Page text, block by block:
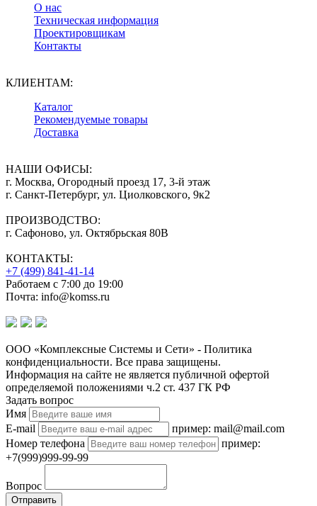
О нас
Техническая информация
Проектировщикам
Контакты
КЛИЕНТАМ:
Каталог
Рекомендуемые товары
Доставка
НАШИ ОФИСЫ:
г. Москва, Огородный проезд 17, 3-й этаж
г. Санкт-Петербург, ул. Циолковского, 9к2
ПРОИЗВОДСТВО:
г. Сафоново, ул. Октябрьская 80В
КОНТАКТЫ:
+7 (499) 841-41-14
Работаем с 7:00 до 19:00
Почта: info@komss.ru
ООО «Комплексные Системы и Сети» - Политика
конфиденциальности. Все права защищены.
Информация на сайте не является публичной офертой
определяемой положениями ч.2 ст. 437 ГК РФ
Задать вопрос
Имя
E-mail
пример: mail@mail.com
Номер телефона
пример:
+7(999)999-99-99
Вопрос
Отправить